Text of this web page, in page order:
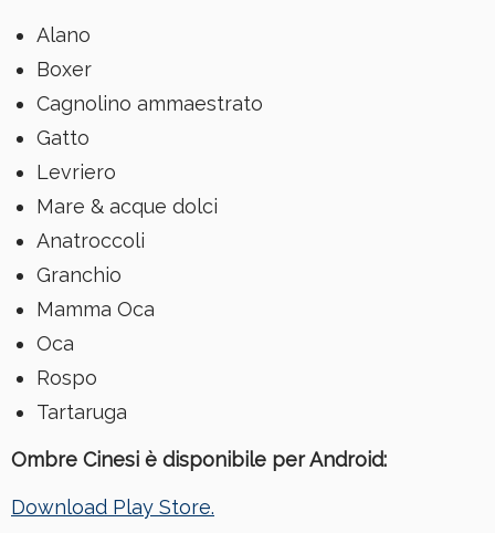
Alano
Boxer
Cagnolino ammaestrato
Gatto
Levriero
Mare & acque dolci
Anatroccoli
Granchio
Mamma Oca
Oca
Rospo
Tartaruga
Ombre Cinesi è disponibile per Android:
Download Play Store.